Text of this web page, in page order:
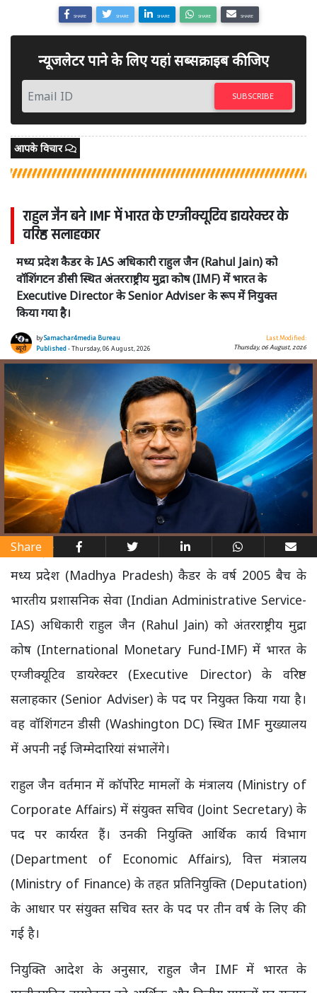
SHARE SHARE SHARE SHARE SHARE
न्यूजलेटर पाने के लिए यहां सब्सक्राइब कीजिए
SUBSCRIBE
आपके विचार
राहुल जैन बने IMF में भारत के एग्जीक्यूटिव डायरेक्टर के
वरिष्ठ सलाहकार
मध्य प्रदेश कैडर के IAS अधिकारी राहुल जैन (Rahul Jain) को
वॉशिंगटन डीसी स्थित अंतरराष्ट्रीय मुद्रा कोष (IMF) में भारत के
Executive Director के Senior Adviser के रूप में नियुक्त
किया गया है।
bySamachar4media Bureau
Published- Thursday, 06 August, 2026
Last Modified:
Thursday, 06 August, 2026
Share
मध्य प्रदेश (Madhya Pradesh) कैडर के वर्ष 2005 बैच के
भारतीय प्रशासनिक सेवा (Indian Administrative Service-
IAS) अधिकारी राहुल जैन (Rahul Jain) को अंतरराष्ट्रीय मुद्रा
कोष (International Monetary Fund-IMF) में भारत के
एग्जीक्यूटिव डायरेक्टर (Executive Director) के वरिष्ठ
सलाहकार (Senior Adviser) के पद पर नियुक्त किया गया है।
वह वॉशिंगटन डीसी (Washington DC) स्थित IMF मुख्यालय
में अपनी नई जिम्मेदारियां संभालेंगे।
राहुल जैन वर्तमान में कॉर्पोरेट मामलों के मंत्रालय (Ministry of
Corporate Affairs) में संयुक्त सचिव (Joint Secretary) के
पद पर कार्यरत हैं। उनकी नियुक्ति आर्थिक कार्य विभाग
(Department of Economic Affairs), वित्त मंत्रालय
(Ministry of Finance) के तहत प्रतिनियुक्ति (Deputation)
के आधार पर संयुक्त सचिव स्तर के पद पर तीन वर्ष के लिए की
गई है।
नियुक्ति आदेश के अनुसार, राहुल जैन IMF में भारत के